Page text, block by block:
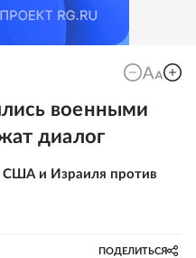
военными
диалог
США и Израиля против
ПОДЕЛИТЬСЯ